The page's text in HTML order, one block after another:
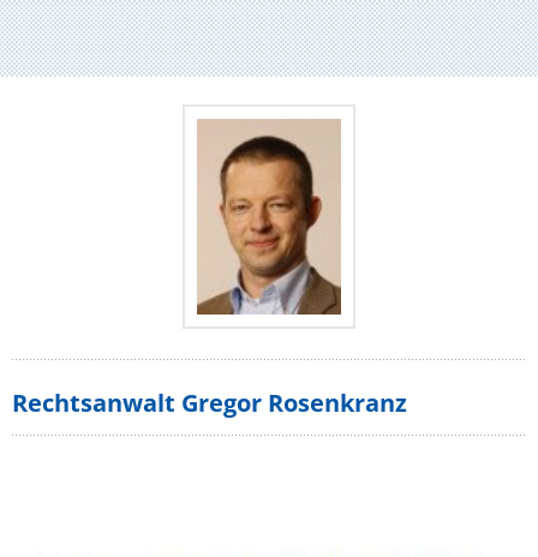
Rechtsanwalt Gregor Rosenkranz